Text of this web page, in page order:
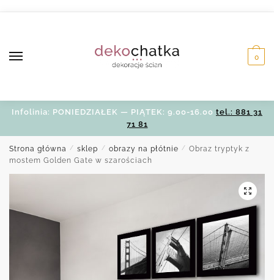
0
Infolinia: PONIEDZIAŁEK — PIĄTEK: 9.00-16.00 tel.: 881 31
71 81
Strona główna / sklep / obrazy na płótnie / Obraz tryptyk z
mostem Golden Gate w szarościach